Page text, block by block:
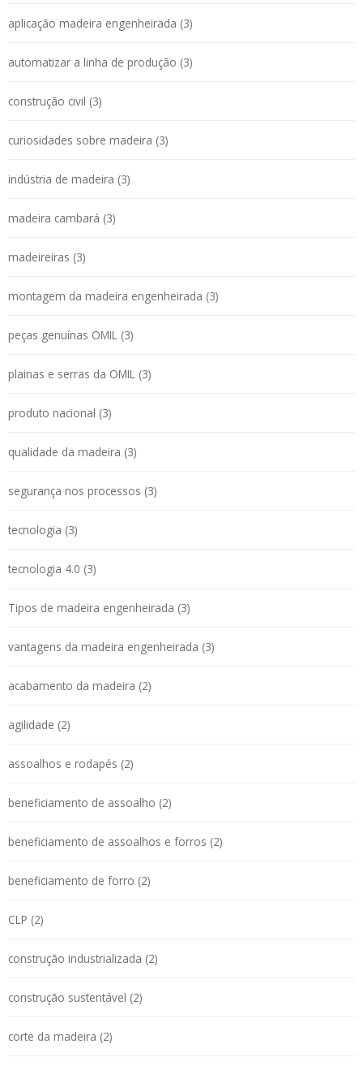
aplicação madeira engenheirada (3)
automatizar a linha de produção (3)
construção civil (3)
curiosidades sobre madeira (3)
indústria de madeira (3)
madeira cambará (3)
madeireiras (3)
montagem da madeira engenheirada (3)
peças genuínas OMIL (3)
plainas e serras da OMIL (3)
produto nacional (3)
qualidade da madeira (3)
segurança nos processos (3)
tecnologia (3)
tecnologia 4.0 (3)
Tipos de madeira engenheirada (3)
vantagens da madeira engenheirada (3)
acabamento da madeira (2)
agilidade (2)
assoalhos e rodapés (2)
beneficiamento de assoalho (2)
beneficiamento de assoalhos e forros (2)
beneficiamento de forro (2)
CLP (2)
construção industrializada (2)
construção sustentável (2)
corte da madeira (2)